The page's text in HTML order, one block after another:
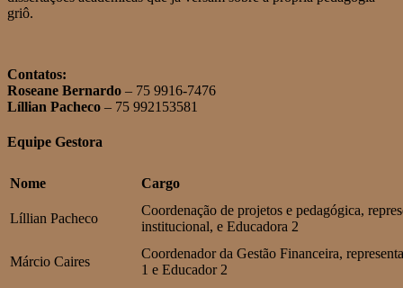
griô.
Contatos:
Roseane Bernardo – 75 9916-7476
Líllian Pacheco – 75 992153581
Equipe Gestora
Nome Cargo
Líllian Pacheco
Coordenação de projetos e pedagógica,
institucional, e Educadora 2
Márcio Caires
Coordenador da Gestão Financeira,
1 e Educador 2